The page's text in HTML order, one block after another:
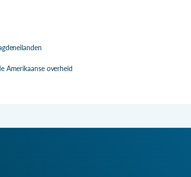
Amerikaanse overheid